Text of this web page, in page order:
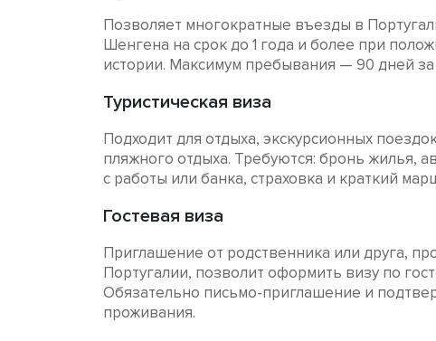
Позволяет многократные въезды в
Шенгена на срок до 1 года и более при
истории. Максимум пребывания — 90 дней за
Туристическая виза
Подходит для отдыха, экскурсионных
пляжного отдыха. Требуются: бронь жилья,
с работы или банка, страховка и краткий
Гостевая виза
Приглашение от родственника или друга,
Португалии, позволит оформить визу по
Обязательно письмо-приглашение и
проживания.